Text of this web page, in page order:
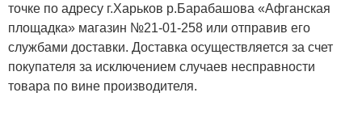
точке по адресу г.Харьков р.Барабашова «Афганская
площадка» магазин №21-01-258 или отправив его
службами доставки. Доставка осуществляется за счет
покупателя за исключением случаев несправности
товара по вине производителя.